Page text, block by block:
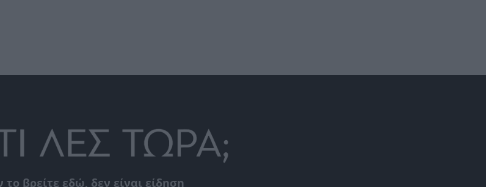
το βρείτε εδώ, δεν είναι είδηση